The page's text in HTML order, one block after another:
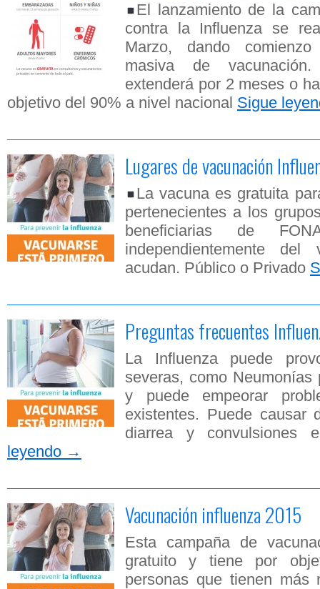
El lanzamiento de la
contra la Influenza se
Marzo, dando
masiva de
extenderá por 2 meses o
objetivo del 90% a nivel nacional Sigue
Lugares de vacunación
La vacuna es gratuita
pertenecientes a los
beneficiarias de
independientemente
acudan. Público o Privado
Preguntas frecuentes
La Influenza puede
severas, como Neumonías
y puede empeorar
existentes. Puede causar
diarrea y
leyendo →
Vacunación influenza 2015
Esta campaña de
gratuito y tiene por
personas que tienen más